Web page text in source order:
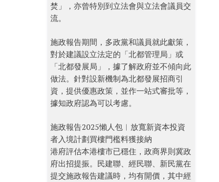
焚」，亦曾特別到立法會與立法會議員交
流。
施政報告期間，多政黨和議員就此獻策，
對於建議設立法定的「北都管理局」或
「北都發展局」，據了解政府並不傾向此
做法。針對設新機制為北都發展招商引
資，提供優惠政策，並作一站式審批等，
據知政府認為可以考慮。
施政報告2025懶人包︱放寬新資本投資
者入境計劃買樓門檻料獲接納
港府評估本港樓市已穩住，政商界則冀政
府出招提振。民建聯、經民聯、新民黨在
提交施政報告建議時，均有開價，其中經